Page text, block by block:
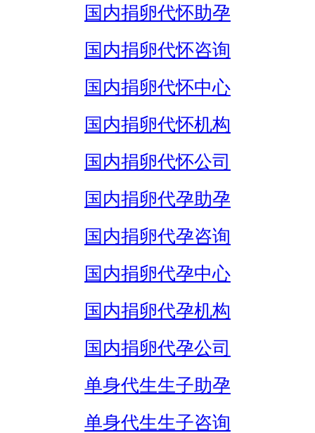
国内捐卵代怀助孕
国内捐卵代怀咨询
国内捐卵代怀中心
国内捐卵代怀机构
国内捐卵代怀公司
国内捐卵代孕助孕
国内捐卵代孕咨询
国内捐卵代孕中心
国内捐卵代孕机构
国内捐卵代孕公司
单身代生生子助孕
单身代生生子咨询